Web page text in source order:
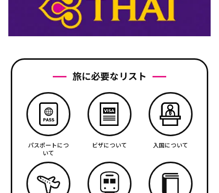
旅に必要なリスト
パスポートにつ
いて
ビザについて 入国について